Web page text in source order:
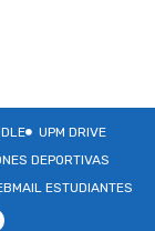
UPM DRIVE
DEPORTIVAS
ESTUDIANTES